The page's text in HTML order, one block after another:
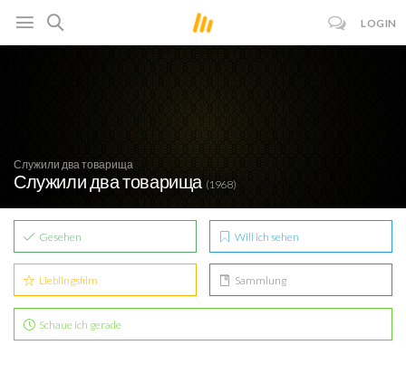
LOGIN
Служили два товарища
Служили два товарища (1968)
Gesehen Will ich sehen
Lieblingsfilm Sammlung
Schaue ich gerade